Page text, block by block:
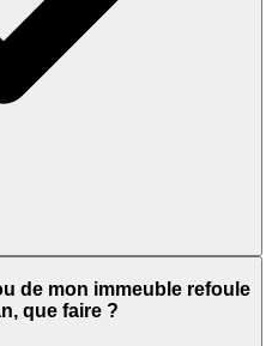
de mon immeuble refoule
que faire ?